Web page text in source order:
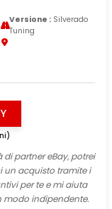
Versione :Silverado
Tuning
partner eBay, potrei
un acquisto tramite i
per te e mi aiuta
modo indipendente.